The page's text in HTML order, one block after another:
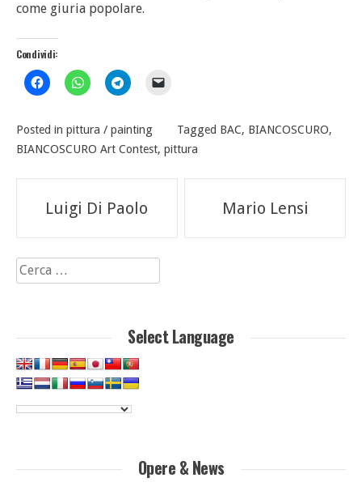
come giuria popolare.
Condividi:
Posted in pittura / painting Tagged BAC, BIANCOSCURO,
BIANCOSCURO Art Contest, pittura
Navigazione
articoli
Luigi Di Paolo Mario Lensi
Ricerca
per:
Select Language
Opere & News